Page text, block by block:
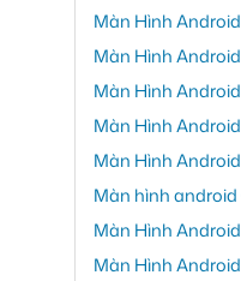
Màn Hình
Màn Hình
Màn Hình
Màn Hình
Màn Hình
Màn hình android
Màn Hình
Màn Hình